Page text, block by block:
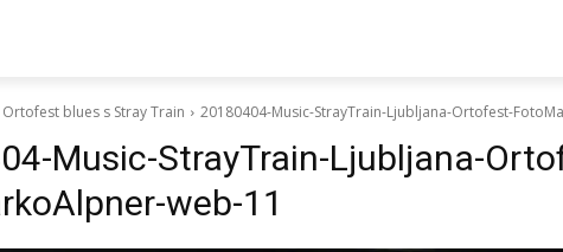
Ortofest blues s Stray Train 20180404-Music-StrayTrain-Ljubljana-Ortofest-
Music-StrayTrain-Ljubljana-
web-11